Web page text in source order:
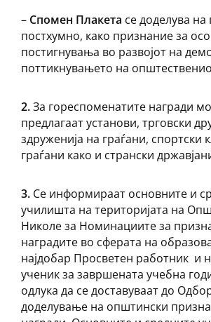
– Спомен Плакета се доделува
постхумно, како признание за
постигнувања во развојот на
поттикнувањето на
2.За гореспоменатите награди
предлагаат установи, трговски
здруженија на граѓани, спортски
граѓани како и странски
3. Се информираат основните и
училишта на територијата на
Николе за Номинациите за
наградите во сферата на
најдобар Просветен работник и
ученик за завршената учебна
одлука да се доставуваат до
доделување на општински